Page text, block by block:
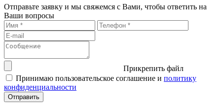
Отправьте заявку и мы свяжемся с Вами, чтобы ответить на
Ваши вопросы
Прикрепить файл
Принимаю пользовательское соглашение и политику
конфиденциальности